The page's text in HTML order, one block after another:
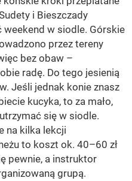
i Bieszczady
w siodle. Górskie
przez tereny
bez obaw –
radę. Do tego jesienią
Jeśli jednak konie znasz
kucyka, to za mało,
się w siodle.
na kilka lekcji
to koszt ok. 40–60 zł
pewnie, a instruktor
grupą.